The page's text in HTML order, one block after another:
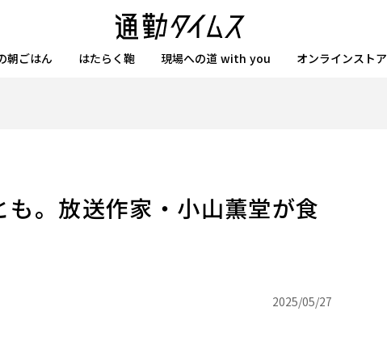
朝ごはん
はたらく鞄 現場への道 with you オンラインストア
。放送作家・小山薫堂が食
2025/05/27